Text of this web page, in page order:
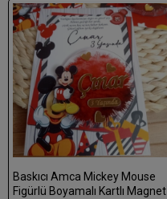
Baskıcı Amca Mickey Mouse
Figürlü Boyamalı Kartlı Magnet